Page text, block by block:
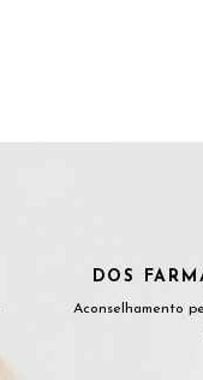
DOS
Aconselhamento